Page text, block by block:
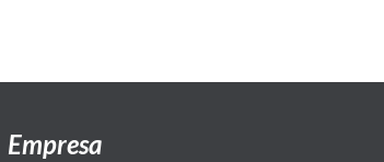
Empresa